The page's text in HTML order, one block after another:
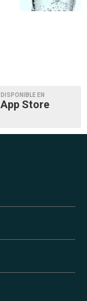
DISPONIBLE EN
App Store